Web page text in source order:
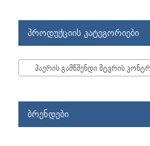
პროდუქციის კატეგორიები
ჰაერის გამწმენდი მტვრის
ბრენდები